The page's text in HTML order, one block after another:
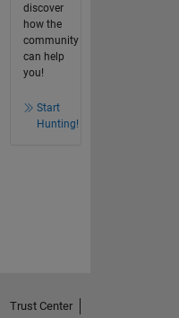
discover
how the
community
can help
you!
Start
Hunting!
Trust Center